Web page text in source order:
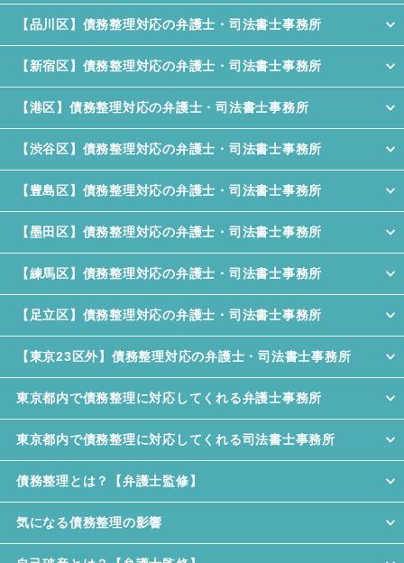
【品川区】債務整理対応の弁護士・司法書士事務所
【新宿区】債務整理対応の弁護士・司法書士事務所
【港区】債務整理対応の弁護士・司法書士事務所
【渋谷区】債務整理対応の弁護士・司法書士事務所
【豊島区】債務整理対応の弁護士・司法書士事務所
【墨田区】債務整理対応の弁護士・司法書士事務所
【練馬区】債務整理対応の弁護士・司法書士事務所
【足立区】債務整理対応の弁護士・司法書士事務所
【東京23区外】債務整理対応の弁護士・司法書士事務所
東京都内で債務整理に対応してくれる弁護士事務所
東京都内で債務整理に対応してくれる司法書士事務所
債務整理とは？【弁護士監修】
気になる債務整理の影響